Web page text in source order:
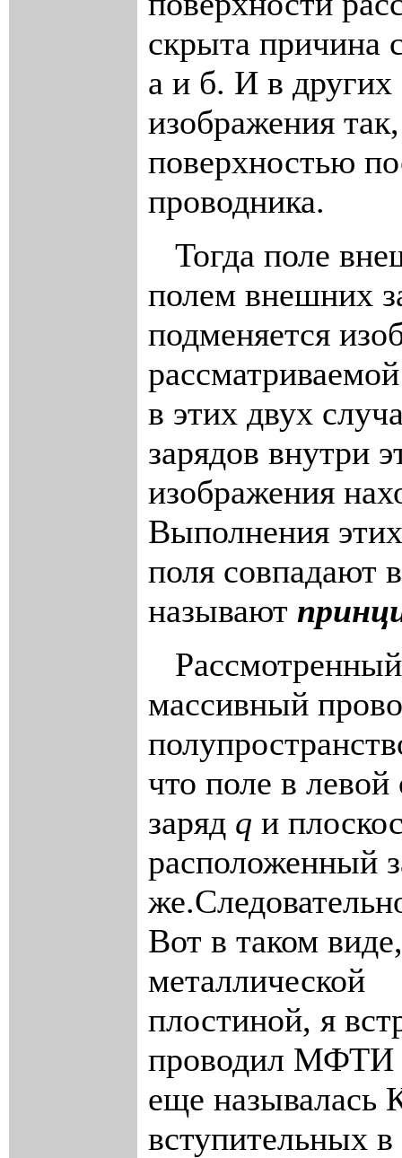
скрыта причина
а и б. И в других
изображения
поверхностью
проводника.
Тогда поле
полем внешних
подменяется
в этих двух
зарядов внутри
изображения
Выполнения
поля совпадают
называют
массивный
что поле в левой
заряд q и
расположенный
Вот в таком
металлической
плостиной, я
проводил МФТИ
еще называлась
вступительных